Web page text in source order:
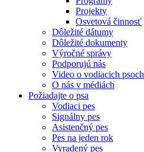
Projekty
Osvetová činnosť
Dôležité dátumy
Dôležité dokumenty
Výročné správy
Podporujú nás
Video o vodiacich psoch
O nás v médiách
Požiadajte o psa
Vodiaci pes
Signálny pes
Asistenčný pes
Pes na jeden rok
Vyradený pes